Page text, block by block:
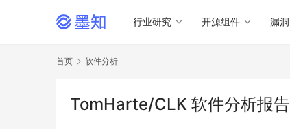
行业研究 开源组件 漏洞
首页 软件分析
TomHarte/CLK 软件分析报告